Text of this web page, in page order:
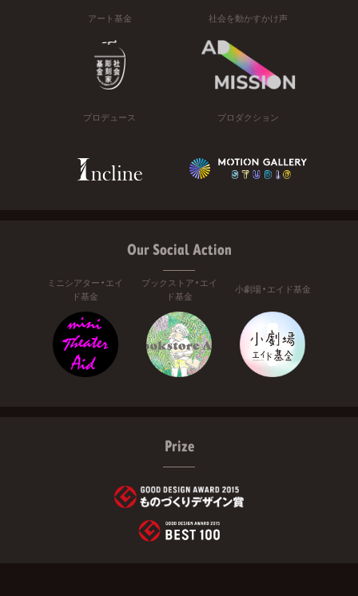
アート基金 社会を動かすかけ声
プロデュース プロダクション
Our Social Action
ミニシアター・エイ
ド基金
ブックストア・エイ
ド基金
小劇場・エイド基金
Prize